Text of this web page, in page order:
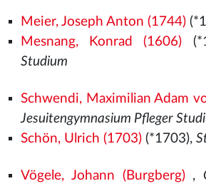
Meier, Joseph Anton (1744)
Mesnang, Konrad (1606)
Studium
Schwendi, Maximilian Adam
Jesuitengymnasium Pfleger
Schön, Ulrich (1703)(*1703),
Vögele, Johann (Burgberg),